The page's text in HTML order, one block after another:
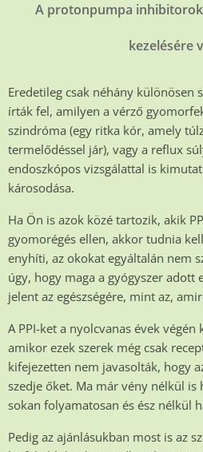
A protonpumpa
kezelésére
Eredetileg csak néhány különösen
írták fel, amilyen a vérző
szindróma (egy ritka kór, amely
termelődéssel jár), vagy a reflux
endoszkópos vizsgálattal is
károsodása.
Ha Ön is azok közé tartozik, akik
gyomorégés ellen, akkor tudnia
enyhíti, az okokat egyáltalán nem
úgy, hogy maga a gyógyszer adott
jelent az egészségére, mint az,
A PPI-ket a nyolcvanas évek
amikor ezek szerek még csak
kifejezetten nem javasolták, hogy
szedje őket. Ma már vény nélkül is
sokan folyamatosan és ész nélkül
Pedig az ajánlásukban most is az